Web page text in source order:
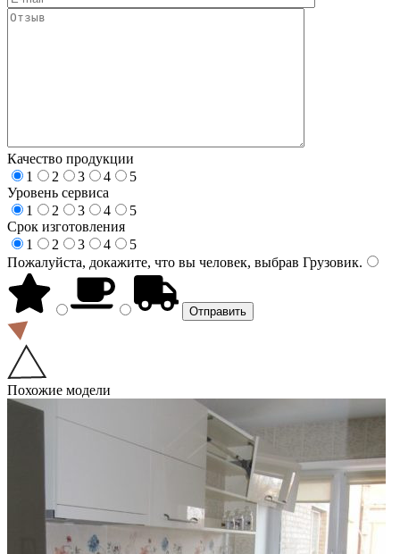
Качество продукции
1
2 3 4
5
Уровень сервиса
1
2 3 4
5
Срок изготовления
1
2 3 4
5
Пожалуйста, докажите, что вы человек, выбрав Грузовик.
Похожие модели